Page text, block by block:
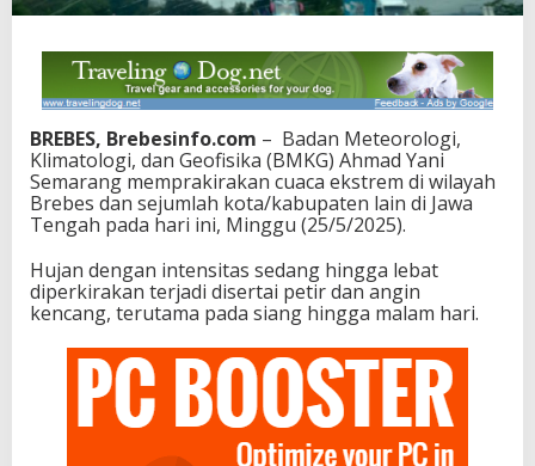
BREBES, Brebesinfo.com – Badan Meteorologi,
Klimatologi, dan Geofisika (BMKG) Ahmad Yani
Semarang memprakirakan cuaca ekstrem di wilayah
Brebes dan sejumlah kota/kabupaten lain di Jawa
Tengah pada hari ini, Minggu (25/5/2025).
Hujan dengan intensitas sedang hingga lebat
diperkirakan terjadi disertai petir dan angin
kencang, terutama pada siang hingga malam hari.